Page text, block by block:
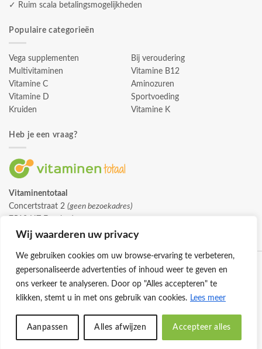
Wij waarderen uw privacy
We gebruiken cookies om uw browse-ervaring te verbeteren,
gepersonaliseerde advertenties of inhoud weer te geven en
ons verkeer te analyseren. Door op "Alles accepteren" te
klikken, stemt u in met ons gebruik van cookies. Lees meer
Aanpassen Alles afwijzen Accepteer alles
✓ Ruim scala betalingsmogelijkheden
Populaire categorieën
Vega supplementen
Multivitaminen
Vitamine C
Vitamine D
Kruiden
Bij veroudering
Vitamine B12
Aminozuren
Sportvoeding
Vitamine K
Heb je een vraag?
Vitaminentotaal
Concertstraat 2 (geen bezoekadres)
info@vitaminentotaal.nl
© 2026 -Vitaminentotaal.nl